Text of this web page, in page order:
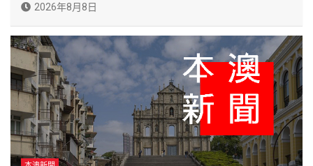
2026年8月8日